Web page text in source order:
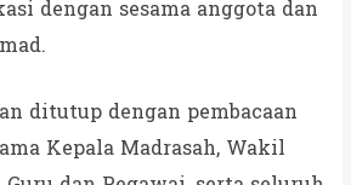
dengan sesama anggota dan
ditutup dengan pembacaan
Kepala Madrasah, Wakil